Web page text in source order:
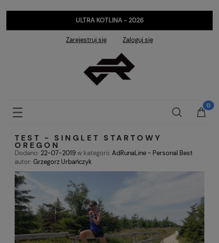
ULTRA KOTLINA - 2026
Zarejestruj się Zaloguj się
TEST - SINGLET STARTOWY
OREGON
Dodano: 22-07-2019w kategorii:AdRunaLine - Personal Best
autor:Grzegorz Urbańczyk